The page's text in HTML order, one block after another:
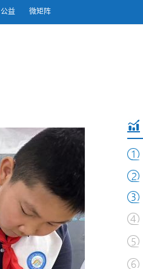
公益 微矩阵